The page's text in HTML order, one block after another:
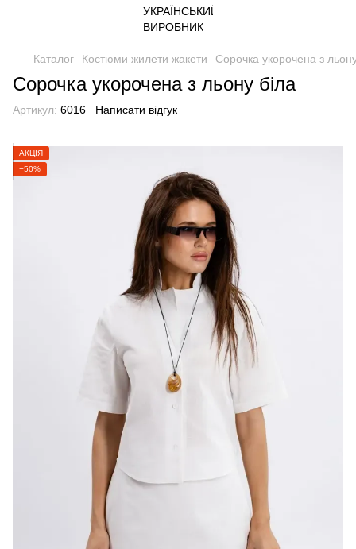
Каталог Костюми жилети жакети Сорочка укорочена з
Сорочка укорочена з льону біла
Артикул: 6016 Написати відгук
АКЦІЯ
−50%